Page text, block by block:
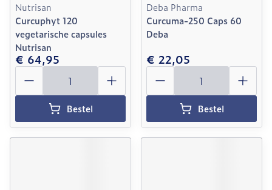
Nutrisan
Curcuphyt 120
vegetarische capsules
Nutrisan
€ 64,95
Aantal
Bestel
Deba Pharma
Curcuma-250 Caps 60
Deba
€ 22,05
Aantal
Bestel